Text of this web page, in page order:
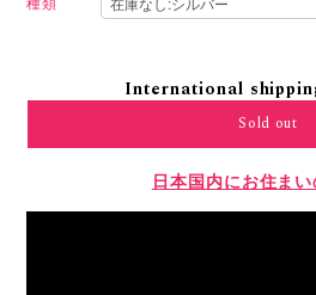
International
Sold out
日本国内にお住ま